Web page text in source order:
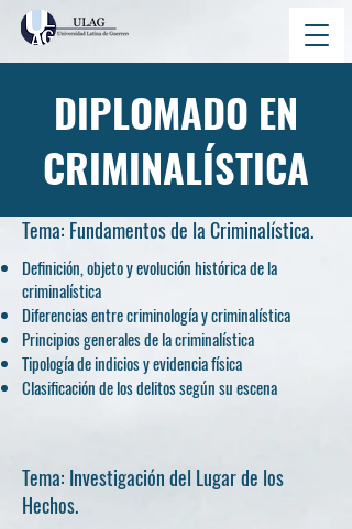
DIPLOMADO EN
CRIMINALÍSTICA
Tema: Fundamentos de la Criminalística.
Definición, objeto y evolución histórica de la
criminalística
Diferencias entre criminología y criminalística
Principios generales de la criminalística
Tipología de indicios y evidencia física
Clasificación de los delitos según su escena
Tema: Investigación del Lugar de los
Hechos.